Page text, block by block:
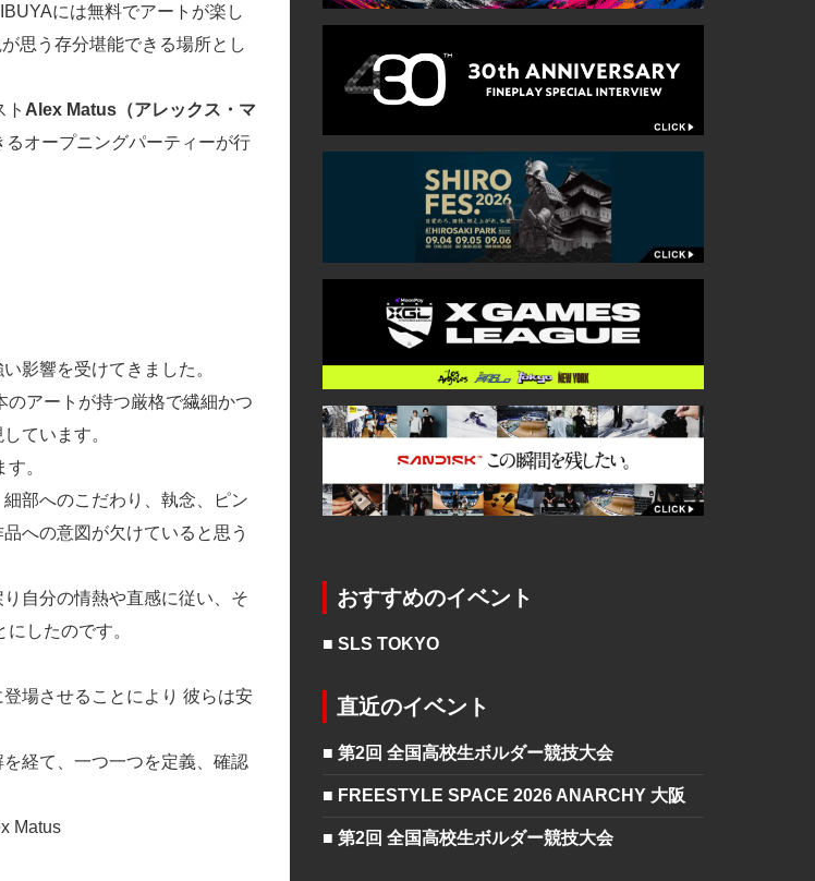
には無料でアートが楽し
思う存分堪能できる場所とし
ト Alex Matus（アレックス・マ
オープニングパーティーが行
影響を受けてきました。
アートが持つ厳格で繊細かつ
ています。
。
部へのこだわり、執念、ピン
への意図が欠けていると思う
自分の情熱や直感に従い、そ
したのです。
場させることにより 彼らは安
経て、一つ一つを定義、確認
Matus
おすすめのイベント
■ SLS TOKYO
直近のイベント
■ 第2回 全国高校生ボルダー競技大会
■ FREESTYLE SPACE 2026 ANARCHY 大阪
■ 第2回 全国高校生ボルダー競技大会